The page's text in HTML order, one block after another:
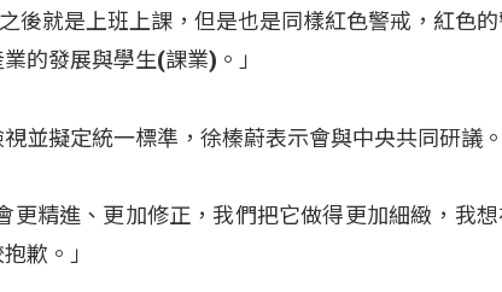
後就是上班上課，但是也是同樣紅色警戒，紅色
的發展與學生(課業)。」
並擬定統一標準，徐榛蔚表示會與中央共同研議。
更精進、更加修正，我們把它做得更加細緻，我想
歉。」